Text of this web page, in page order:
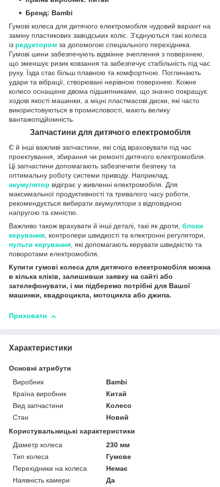
Бренд: Bambi
Гумові колеса для дитячого електромобіля чудовий варіант на
заміну пластикових заводських коліс. З'єднуються такі колеса
із редуктором за допомогою спеціального перехідника.
Гумові шини забезпечують відмінне зчеплення з поверхнею,
що зменшує ризик ковзання та забезпечує стабільність під час
руху. Їзда стає більш плавною та комфортною. Поглинають
удари та вібрації, створювані нерівною поверхнею. Кожне
колесо оснащене двома підшипниками, що значно покращує
ходові якості машинки, а міцні пластмасові диски, які часто
використовуються в промисловості, мають велику
вантажопідйомність.
Запчастини для дитячого електромобіля
Є й інші важливі запчастини, які слід враховувати під час
проектування, збирання чи ремонті дитячого електромобіля.
Ці запчастини допомагають забезпечити безпеку та
оптимальну роботу системи приводу. Наприклад,
акумулятор відіграє у живленні електромобіля. Для
максимальної продуктивності та тривалого часу роботи,
рекомендується вибирати акумулятори з відповідною
напругою та ємністю.
Важливо також врахувати й інші деталі, такі як дроти, блоки
керування, контролери швидкості та електронні регулятори,
пульти керування, які допомагають керувати швидкістю та
поворотами електромобіля.
Купити гумові колеса для дитячого електромобіля можна
в кілька кліків, залишивши заявку на сайті або
зателефонувати, і ми підберемо потрібні для Вашої
машинки, квадроцикла, мотоцикла або джипа.
Приховати
Характеристики
Основні атрибути
Виробник
Bambi
Країна виробник
Китай
Вид запчастини
Колесо
Стан
Новий
Користувальницькі характеристики
Діаметр колеса
230 мм
Тип колеса
Гумове
Перехідники на колеса
Немає
Наявність камери
Да